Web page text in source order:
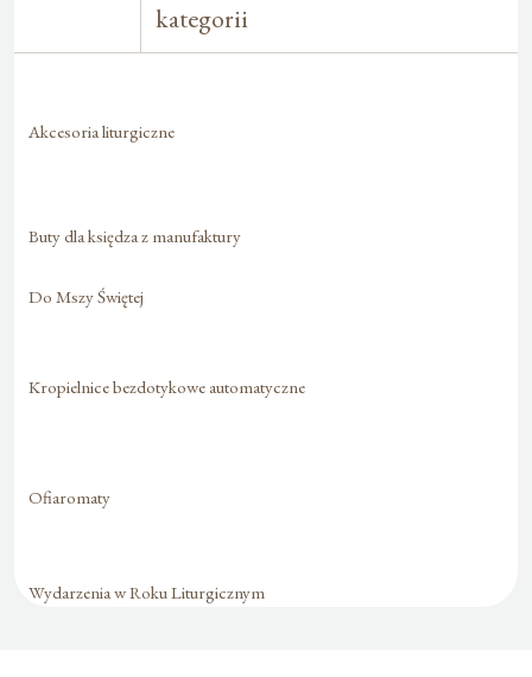
kategorii
Akcesoria liturgiczne
Buty dla księdza z manufaktury
Do Mszy Świętej
Kropielnice bezdotykowe automatyczne
Ofiaromaty
Wydarzenia w Roku Liturgicznym